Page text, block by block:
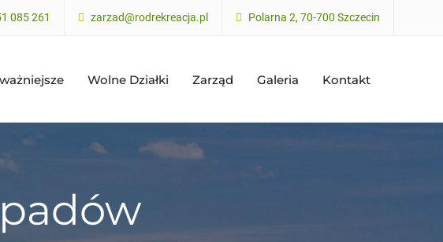
085 261 zarzad@rodrekreacja.pl Polarna 2, 70-700 Szczecin
Wolne Działki Zarząd Galeria Kontakt